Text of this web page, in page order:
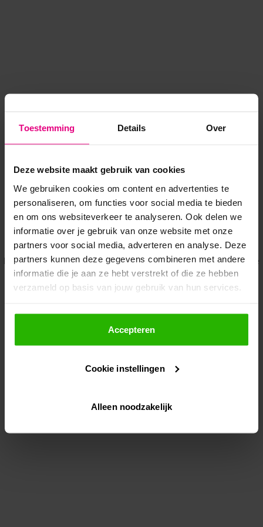
Toestemming Details Over
Deze website maakt gebruik van cookies
We gebruiken cookies om content en advertenties te
personaliseren, om functies voor social media te bieden
en om ons websiteverkeer te analyseren. Ook delen we
informatie over je gebruik van onze website met onze
partners voor social media, adverteren en analyse. Deze
partners kunnen deze gegevens combineren met andere
informatie die je aan ze hebt verstrekt of die ze hebben
verzameld op basis van jouw gebruik van hun services.
Als je op "Accepteer" klikt, dan geef je Voordeeluitjes.nl
toestemming om cookies voor social media en
gepersonaliseerde advertenties te plaatsen.
Lees hier meer over in onsprivacybeleid
Via "Cookie instellingen" kun je ook zelf instellen welke
Accepteren
Cookie instellingen
Alleen noodzakelijk
Application error: a client-side exception has occurred while
loadingwww.voordeeluitjes.nl (see the browser console for more
information).